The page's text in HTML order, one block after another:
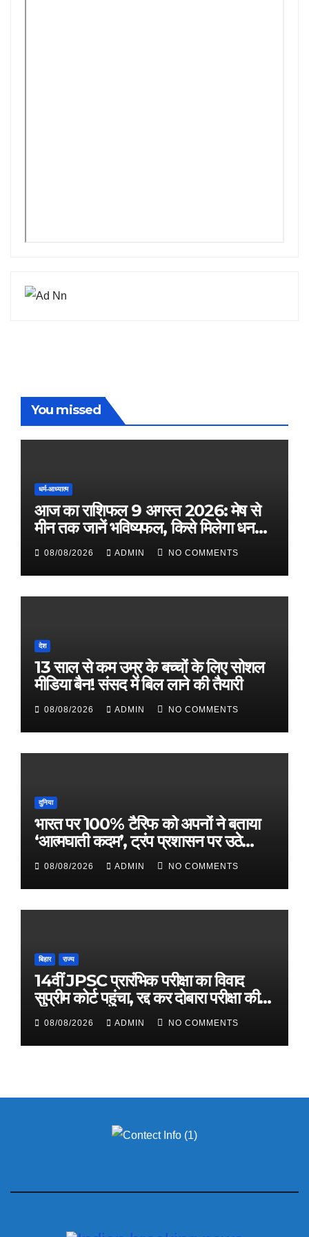
You missed
धर्म-आध्यात्म
आज का राशिफल 9 अगस्त 2026: मेष से
मीन तक जानें भविष्यफल, किसे मिलेगा धन
लाभ
08/08/2026 ADMIN NO COMMENTS
देश
13 साल से कम उम्र के बच्चों के लिए सोशल
मीडिया बैन! संसद में बिल लाने की तैयारी
08/08/2026 ADMIN NO COMMENTS
दुनिया
भारत पर 100% टैरिफ को अपनों ने बताया
‘आत्मघाती कदम’, ट्रंप प्रशासन पर उठे
सवाल
08/08/2026 ADMIN NO COMMENTS
बिहार राज्य
14वीं JPSC प्रारंभिक परीक्षा का विवाद
सुप्रीम कोर्ट पहुंचा, रद्द कर दोबारा परीक्षा की
मांग08/08/2026 ADMIN NO COMMENTS